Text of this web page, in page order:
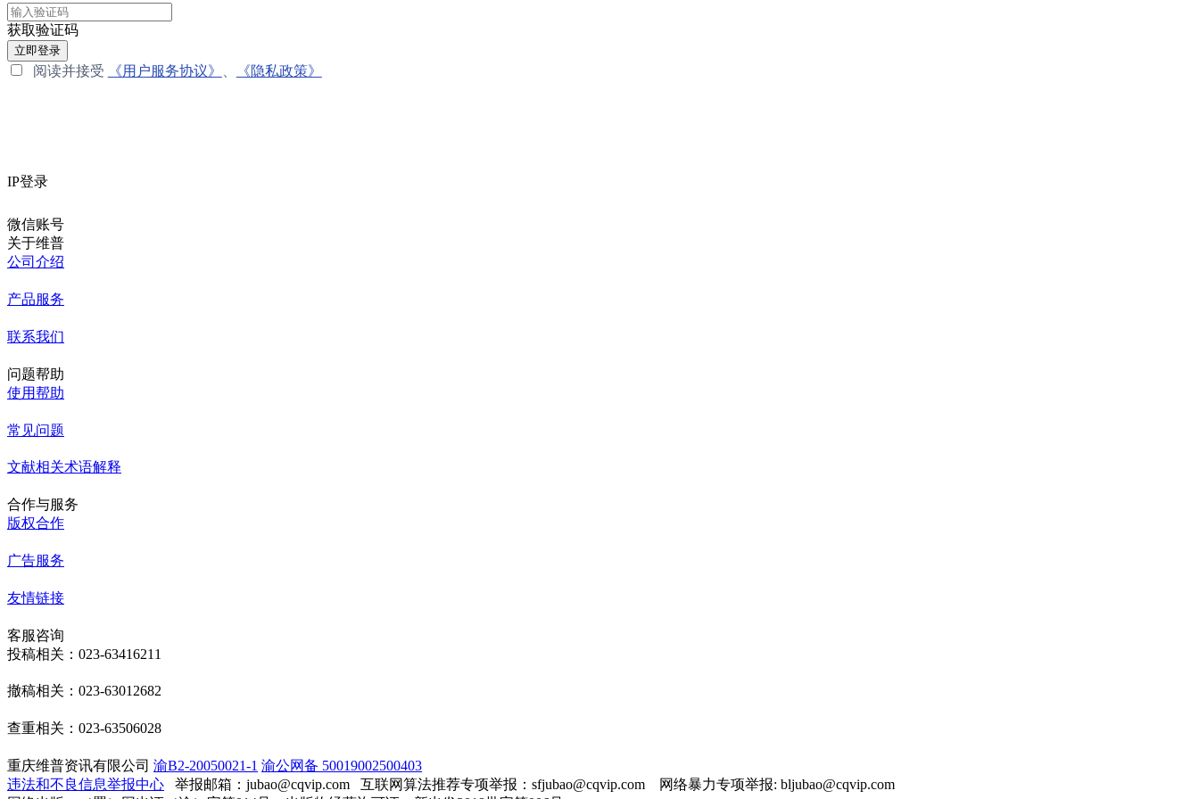
获取验证码
立即登录
阅读并接受 《用户服务协议》 《隐私政策》
IP登录
微信账号
关于维普
公司介绍
产品服务
联系我们
问题帮助
使用帮助
常见问题
文献相关术语解释
合作与服务
版权合作
广告服务
友情链接
客服咨询
投稿相关：023-63416211
撤稿相关：023-63012682
查重相关：023-63506028
重庆维普资讯有限公司 渝B2-20050021-1 渝公网备 50019002500403
违法和不良信息举报中心 举报邮箱：jubao@cqvip.com 互联网算法推荐专项举报：sfjubao@cqvip.com 网络暴力专项举报: bljubao@cqvip.com